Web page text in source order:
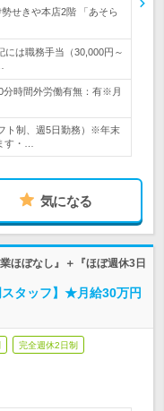
せきや本店2階 「あそら
には職務手当（30,000円～
時間外労働有無：有※月
ト制、週5日勤務）※年末
す・…
気になる
ほぼなし』＋『ほぼ週休3日
タッフ】★月給30万円
完全週休2日制